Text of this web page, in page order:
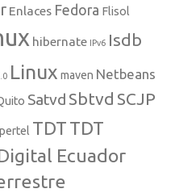
Enlaces Fedora Flisol
hibernate IPv6 Isdb
Linux maven Netbeans
Satvd Sbtvd SCJP
TDT TDT
Ecuador